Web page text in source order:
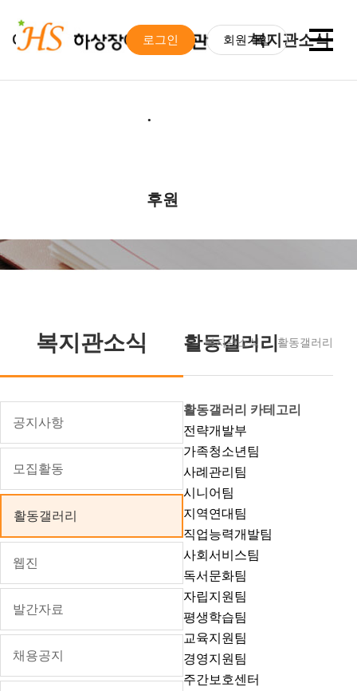
이용안내
이용안내
이용인 권리
온라인 상담
봉사
·
후원
후원 안내
복지관소식
로그인 회원가입
복지관소식
공지사항
모집활동
활동갤러리
웹진
발간자료
채용공지
활동갤러리
복지관소식 활동갤러리
활동갤러리 카테고리
전략개발부
가족청소년팀
사례관리팀
시니어팀
지역연대팀
직업능력개발팀
사회서비스팀
독서문화팀
자립지원팀
평생학습팀
교육지원팀
경영지원팀
주간보호센터